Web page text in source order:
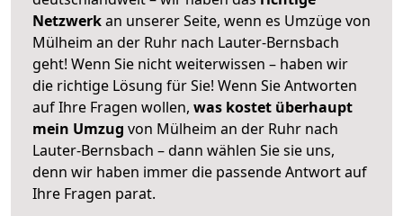
Netzwerkan unserer Seite, wenn es Umzüge von
Mülheim an der Ruhr nach Lauter-Bernsbach
geht! Wenn Sie nicht weiterwissen – haben wir
die richtige Lösung für Sie! Wenn Sie Antworten
auf Ihre Fragen wollen, was kostet überhaupt
mein Umzug von Mülheim an der Ruhr nach
Lauter-Bernsbach – dann wählen Sie sie uns,
denn wir haben immer die passende Antwort auf
Ihre Fragen parat.